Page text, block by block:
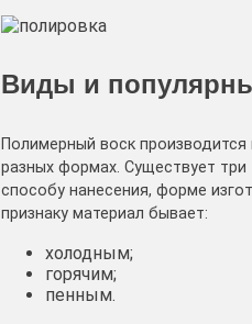
Виды и
Полимерный воск
разных формах. Существует три
способу нанесения, форме
признаку материал бывает:
холодным;
горячим;
пенным.